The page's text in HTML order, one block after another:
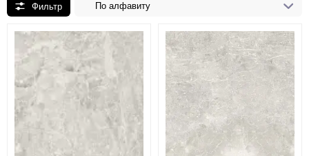
По алфавиту